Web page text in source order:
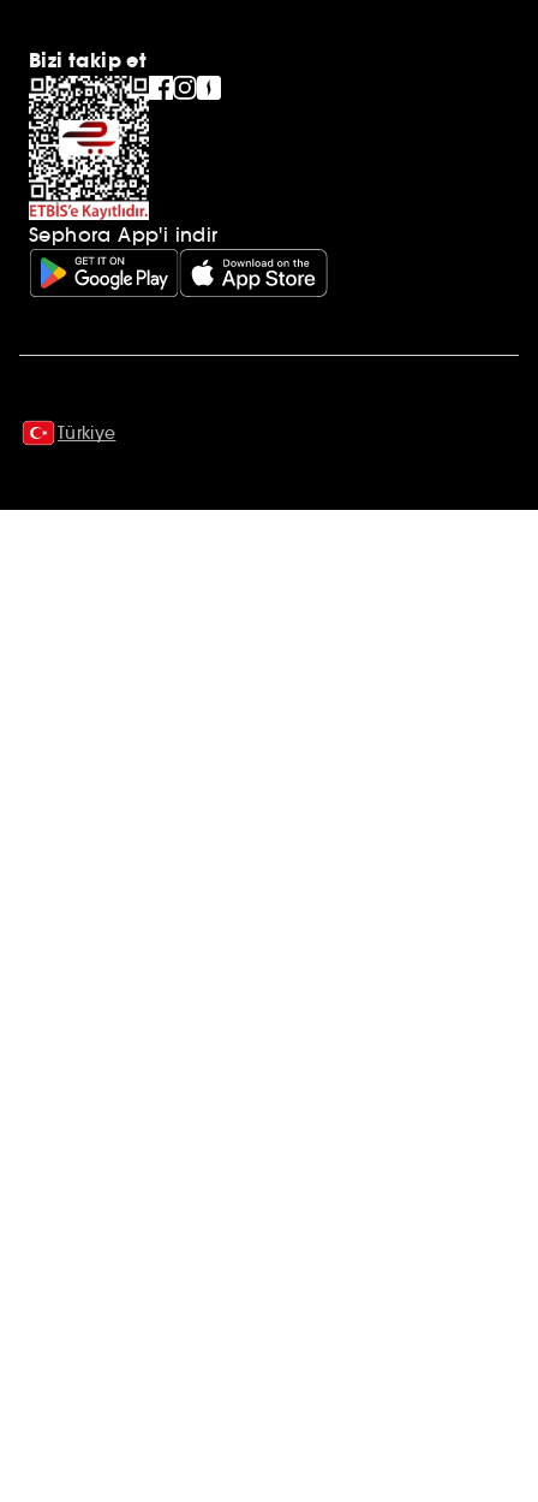
Bizi takip et
Sephora App'i indir
Türkiye